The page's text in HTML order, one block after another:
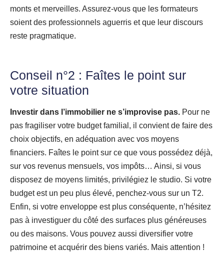
monts et merveilles. Assurez-vous que les formateurs
soient des professionnels aguerris et que leur discours
reste pragmatique.
Conseil n°2 : Faîtes le point sur
votre situation
Investir dans l’immobilier ne s’improvise pas. Pour ne
pas fragiliser votre budget familial, il convient de faire des
choix objectifs, en adéquation avec vos moyens
financiers. Faîtes le point sur ce que vous possédez déjà,
sur vos revenus mensuels, vos impôts… Ainsi, si vous
disposez de moyens limités, privilégiez le studio. Si votre
budget est un peu plus élevé, penchez-vous sur un T2.
Enfin, si votre enveloppe est plus conséquente, n’hésitez
pas à investiguer du côté des surfaces plus généreuses
ou des maisons. Vous pouvez aussi diversifier votre
patrimoine et acquérir des biens variés. Mais attention !